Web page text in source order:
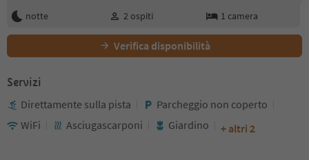
notte
2 ospiti 1 camera
Verifica disponibilità
Servizi
Direttamente sulla pista
Parcheggio non coperto
WiFi
Asciugascarponi Giardino + altri 2